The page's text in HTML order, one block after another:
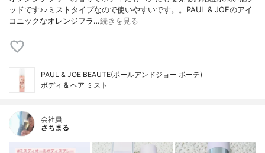
ッドです♪♪ミストタイプなので使いやすいです。。PAUL & JOEのアイ
コニックなオレンジフラ…続きを見る
PAUL & JOE BEAUTE(ポールアンドジョー ボーテ)
ボディ & ヘア ミスト
会社員
さちまる